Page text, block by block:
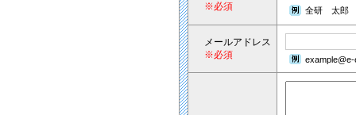
※必須
全研 太郎
メールアドレス
※必須